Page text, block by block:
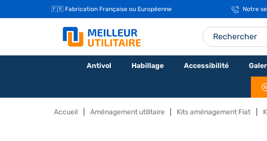
🇫🇷 Fabrication Française ou Européenne Notre
Antivol Habillage Accessibilité
Accueil Aménagement utilitaire Kits aménagement Fiat